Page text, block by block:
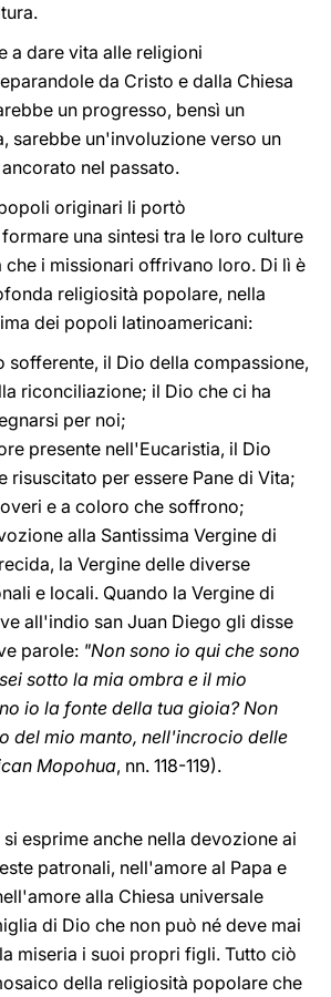
a dare vita alle religioni
da Cristo e dalla Chiesa
un progresso, bensì un
sarebbe un'involuzione verso un
nel passato.
originari li portò
una sintesi tra le loro culture
che i missionari offrivano loro. Di lì è
religiosità popolare, nella
dei popoli latinoamericani:
sofferente, il Dio della compassione,
riconciliazione; il Dio che ci ha
per noi;
presente nell'Eucaristia, il Dio
risuscitato per essere Pane di Vita;
e a coloro che soffrono;
alla Santissima Vergine di
la Vergine delle diverse
e locali. Quando la Vergine di
all'indio san Juan Diego gli disse
parole: "Non sono io qui che sono
sotto la mia ombra e il mio
io la fonte della tua gioia? Non
del mio manto, nell'incrocio delle
Mopohua, nn. 118-119).
esprime anche nella devozione ai
patronali, nell'amore al Papa e
alla Chiesa universale
di Dio che non può né deve mai
miseria i suoi propri figli. Tutto ciò
della religiosità popolare che